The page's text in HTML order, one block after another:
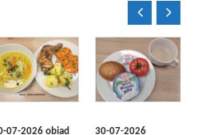

07-2026 obiad
30-07-2026
